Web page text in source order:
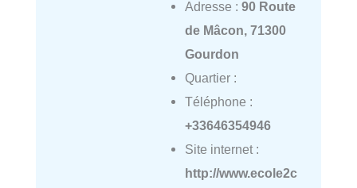
Adresse : 90 Route
de Mâcon, 71300
Gourdon
Quartier :
Téléphone :
+33646354946
Site internet :
http://www.ecole2c